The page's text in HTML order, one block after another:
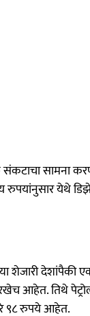
संकटाचा सामना
रुपयांनुसार येथे
शेजारी
आहेत. तिथे
९८ रुपये आहेत.